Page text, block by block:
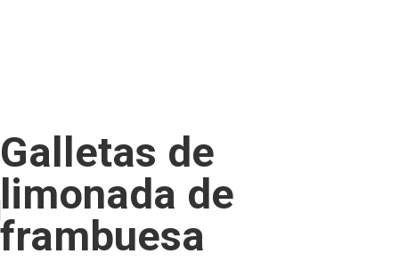
Galletas de
limonada de
frambuesa